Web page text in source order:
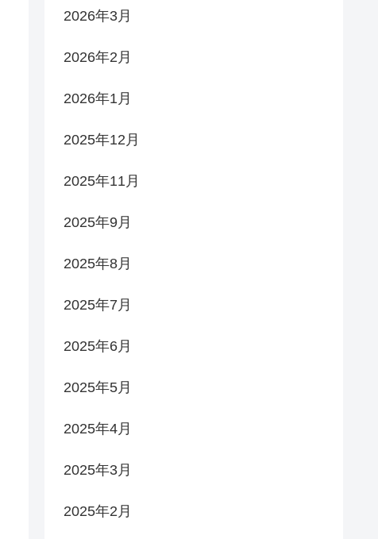
2026年3月
2026年2月
2026年1月
2025年12月
2025年11月
2025年9月
2025年8月
2025年7月
2025年6月
2025年5月
2025年4月
2025年3月
2025年2月